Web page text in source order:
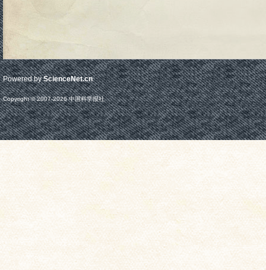
Powered byScienceNet.cn
Copyright © 2007-2026中国科学报社